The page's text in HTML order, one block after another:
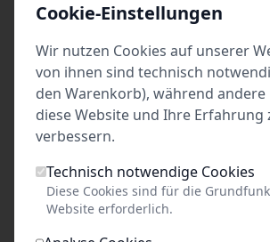
Lübeck
im Oktober 2026:
02Okt. 2026•Fr.
Cookie-Einstellungen
Wir nutzen Cookies auf unserer
von ihnen sind technisch
den Warenkorb), während andere
diese Website und Ihre Erfahrung
verbessern.
Technisch notwendige Cookies
Diese Cookies sind für die
Website erforderlich.